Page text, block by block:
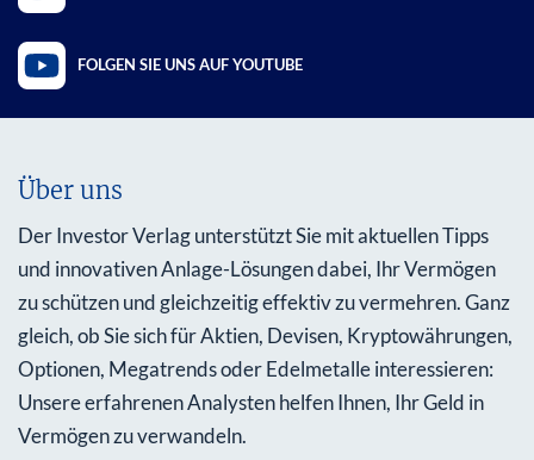
FOLGEN SIE UNS AUF YOUTUBE
Über uns
Der Investor Verlag unterstützt Sie mit aktuellen Tipps
und innovativen Anlage-Lösungen dabei, Ihr Vermögen
zu schützen und gleichzeitig effektiv zu vermehren. Ganz
gleich, ob Sie sich für Aktien, Devisen, Kryptowährungen,
Optionen, Megatrends oder Edelmetalle interessieren:
Unsere erfahrenen Analysten helfen Ihnen, Ihr Geld in
Vermögen zu verwandeln.